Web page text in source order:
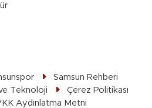
Samsun Rehberi
Teknoloji
Çerez Politikası
Aydınlatma Metni